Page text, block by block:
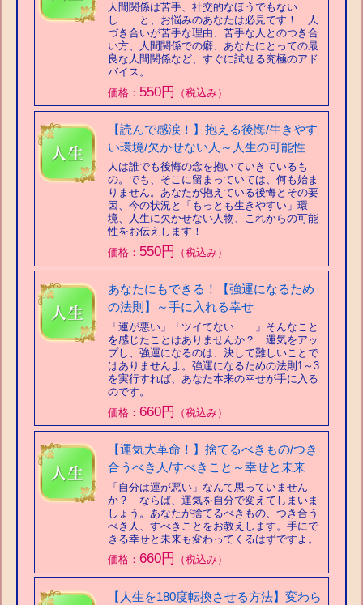
人間関係は苦手、社交的なほうでもない
し……と、お悩みのあなたは必見です！ 人
づき合いが苦手な理由、苦手な人とのつき合
い方、人間関係での癖、あなたにとっての最
良な人間関係など、すぐに試せる究極のアド
バイス。
価格： 550円 （税込み）
【読んで感涙！】抱える後悔/生きやす
い環境/欠かせない人～人生の可能性
人は誰でも後悔の念を抱いていきているも
の。でも、そこに留まっていては、何も始ま
りません。あなたが抱えている後悔とその要
因、今の状況と「もっとも生きやすい」環
境、人生に欠かせない人物、これからの可能
性をお伝えします！
価格： 550円 （税込み）
あなたにもできる！【強運になるため
の法則】～手に入れる幸せ
「運が悪い」「ツイてない……」そんなこと
を感じたことはありませんか？ 運気をアッ
プし、強運になるのは、決して難しいことで
はありませんよ。強運になるための法則1～3
を実行すれば、あなた本来の幸せが手に入る
のです。
価格：660円 （税込み）
【運気大革命！】捨てるべきもの/つき
合うべき人/すべきこと～幸せと未来
「自分は運が悪い」なんて思っていません
か？ ならば、運気を自分で変えてしまいま
しょう。あなたが捨てるべきもの、つき合う
べき人、すべきことをお教えします。手にで
きる幸せと未来も変わってくるはずですよ。
価格：660円 （税込み）
【人生を180度転換させる方法】変わら